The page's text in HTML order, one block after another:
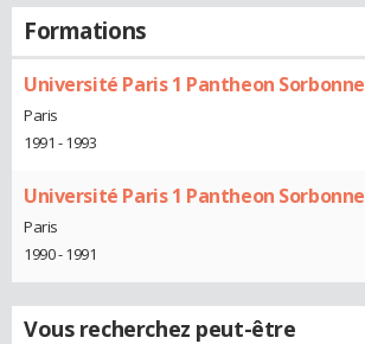
Formations
Université Paris 1 Pantheon Sorbonne
Paris
1991 - 1993
Université Paris 1 Pantheon Sorbonne
Paris
1990 - 1991
Vous recherchez peut-être